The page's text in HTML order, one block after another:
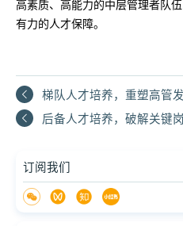
高素质、高能力的中层管理者队
有力的人才保障。
梯队人才培养，重塑高管
后备人才培养，破解关键
订阅我们